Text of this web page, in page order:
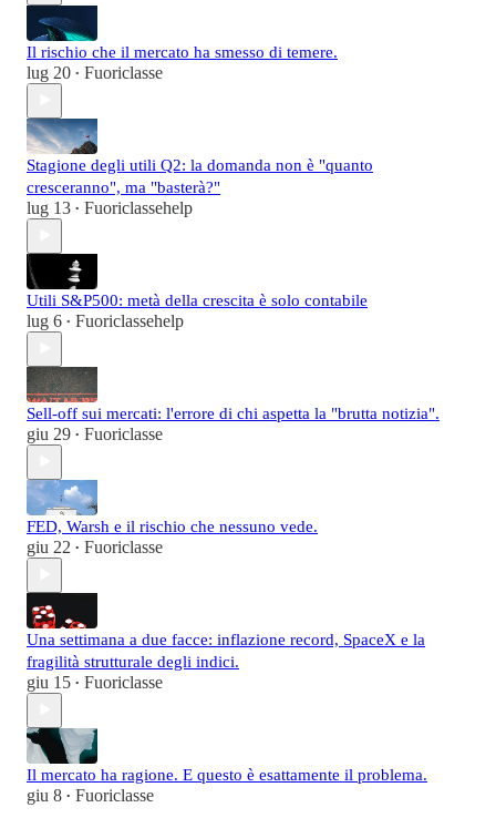
Il rischio che il mercato ha smesso di temere.
lug 20 • Fuoriclasse
Stagione degli utili Q2: la domanda non è "quanto
cresceranno", ma "basterà?"
lug 13 • Fuoriclassehelp
Utili S&P500: metà della crescita è solo contabile
lug 6 • Fuoriclassehelp
Sell-off sui mercati: l'errore di chi aspetta la "brutta notizia".
giu 29 • Fuoriclasse
FED, Warsh e il rischio che nessuno vede.
giu 22 • Fuoriclasse
Una settimana a due facce: inflazione record, SpaceX e la
fragilità strutturale degli indici.
giu 15 • Fuoriclasse
Il mercato ha ragione. E questo è esattamente il problema.
giu 8 • Fuoriclasse